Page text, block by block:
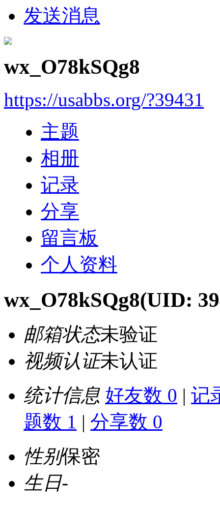
发送消息
wx_O78kSQg8
https://usabbs.org/?39431
主题
相册
记录
分享
留言板
个人资料
wx_O78kSQg8(UID:
邮箱状态未验证
视频认证未认证
统计信息 好友数 0 | 记
题数 1 | 分享数 0
性别保密
生日-